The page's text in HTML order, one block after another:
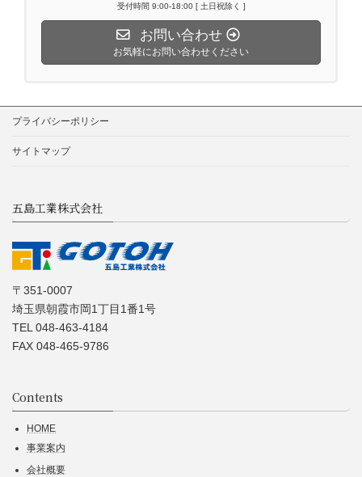
受付時間 9:00-18:00 [ 土日祝除く ]
お問い合わせ
お気軽にお問い合わせください
プライバシーポリシー
サイトマップ
五島工業株式会社
〒351-0007
埼玉県朝霞市岡1丁目1番1号
TEL 048-463-4184
FAX 048-465-9786
Contents
HOME
事業案内
会社概要